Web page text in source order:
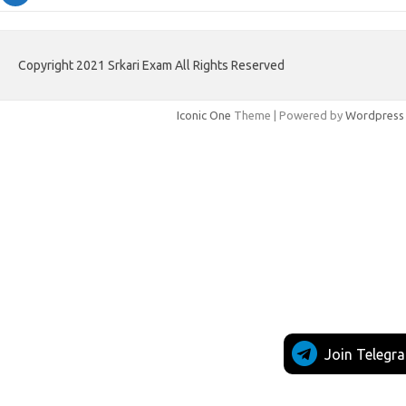
Join
Copyright 2021 Srkari Exam All Rights Reserved
Iconic One Theme | Powered by Wordpress